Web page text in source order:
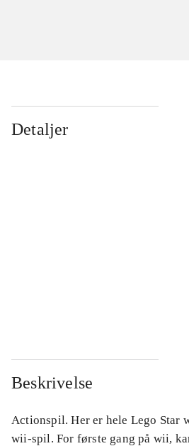
Detaljer
Beskrivelse
Actionspil. Her er hele Lego Star
wii-spil. For første gang på wii,